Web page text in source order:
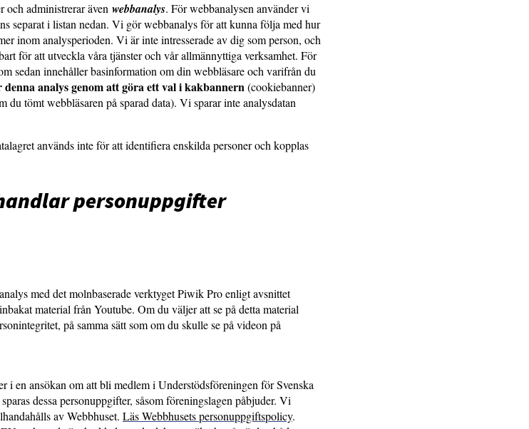
administrerar även webbanalys. För webbanalysen använder vi
separat i listan nedan. Vi gör webbanalys för att kunna följa med hur
inom analysperioden. Vi är inte intresserade av dig som person, och
för att utveckla våra tjänster och vår allmännyttiga verksamhet. För
sedan innehåller basinformation om din webbläsare och varifrån du
analys genom att göra ett val i kakbannern(cookiebanner)
tömt webbläsaren på sparad data). Vi sparar inte analysdatan
används inte för att identifiera enskilda personer och kopplas
personuppgifter
med det molnbaserade verktyget Piwik Pro enligt avsnittet
material från Youtube. Om du väljer att se på detta material
på samma sätt som om du skulle se på videon på
en ansökan om att bli medlem i Understödsföreningen för Svenska
dessa personuppgifter, såsom föreningslagen påbjuder. Vi
av Webbhuset. Läs Webbhusets personuppgiftspolicy.